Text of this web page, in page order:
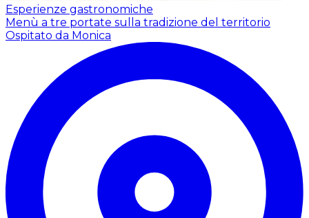
Esperienze gastronomiche
Menù a tre portate sulla tradizione del territorio
Ospitato da Monica